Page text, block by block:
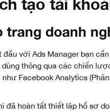
tạo tài
trang doanh
đầu với Ads Manager bạn
thông qua các chiến
như Facebook Analytics
đã hoàn tất thiết lập hồ sơ